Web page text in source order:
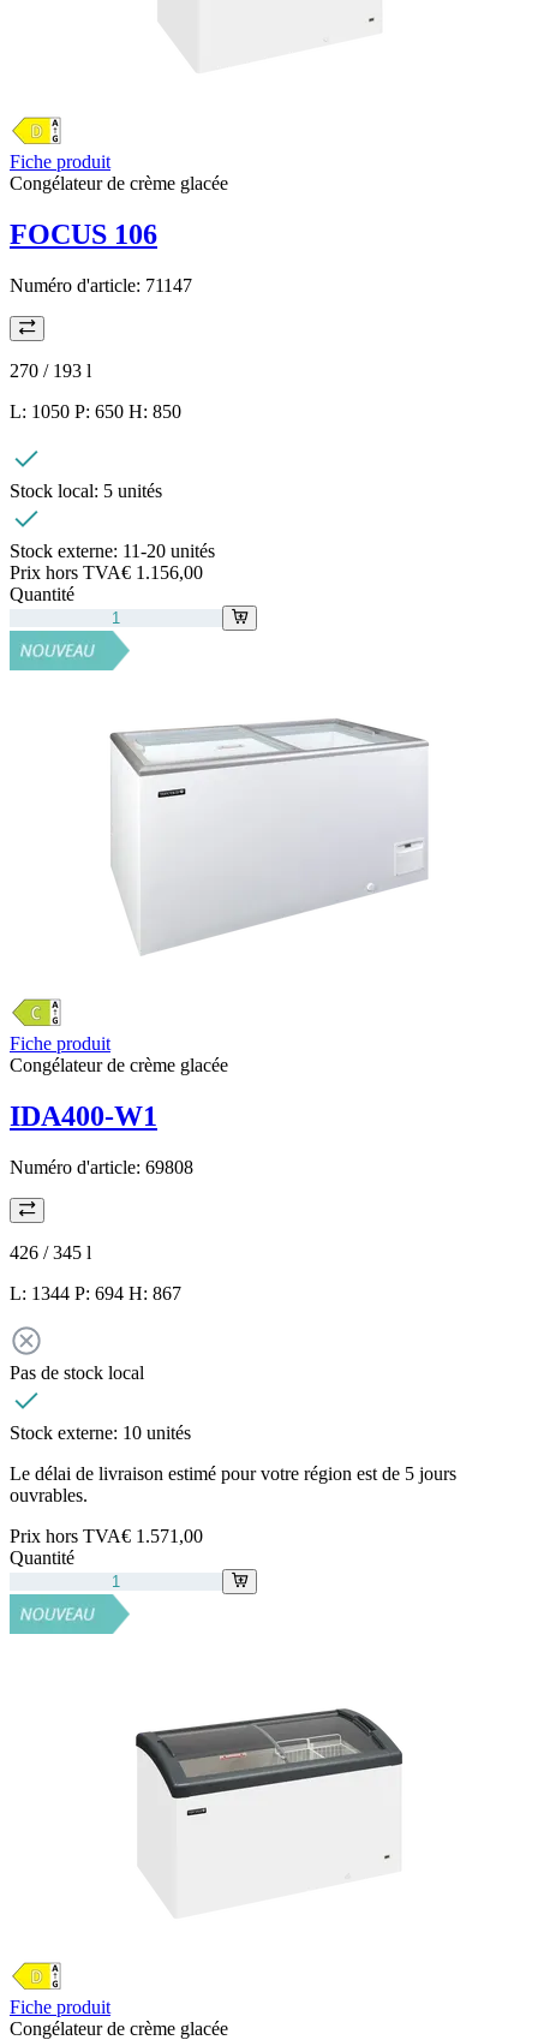
Fiche produit
Congélateur de crème glacée
FOCUS 106
Numéro d'article: 71147
270 / 193 l
L: 1050 P: 650 H: 850
Stock local: 5 unités
Stock externe: 11-20 unités
Prix hors TVA€ 1.156,00
Quantité
Fiche produit
Congélateur de crème glacée
IDA400-W1
Numéro d'article: 69808
426 / 345 l
L: 1344 P: 694 H: 867
Pas de stock local
Stock externe: 10 unités
Le délai de livraison estimé pour votre région est de 5 jours
ouvrables.
Prix hors TVA€ 1.571,00
Quantité
Fiche produit
Congélateur de crème glacée